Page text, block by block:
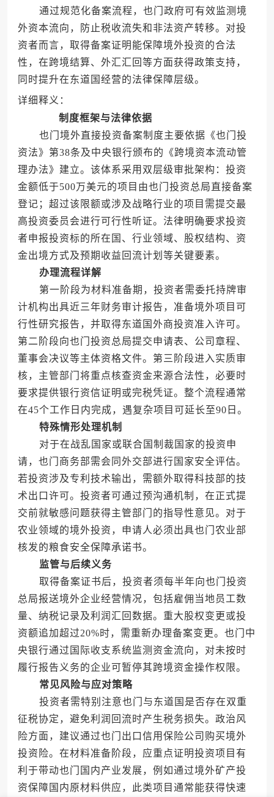
通过规范化备案流程，也门政府可有效监测境
外资本流向，防止税收流失和非法资产转移。对投
资者而言，取得备案证明能保障境外投资的合法
性，在跨境结算、外汇汇回等方面获得政策支持，
同时提升在东道国经营的法律保障层级。
详细释义：
制度框架与法律依据
也门境外直接投资备案制度主要依据《也门投
资法》第38条及中央银行颁布的《跨境资本流动管
理办法》建立。该体系采用双层级审批架构：投资
金额低于500万美元的项目由也门投资总局直接备案
登记；超过该限额或涉及战略行业的项目需提交最
高投资委员会进行可行性听证。法律明确要求投资
者申报投资标的所在国、行业领域、股权结构、资
金出境方式及预期收益回流计划等关键要素。
办理流程详解
第一阶段为材料准备期，投资者需委托持牌审
计机构出具近三年财务审计报告，准备境外项目可
行性研究报告，并取得东道国外商投资准入许可。
第二阶段向也门投资总局提交申请表、公司章程、
董事会决议等主体资格文件。第三阶段进入实质审
核，主管部门将重点核查资金来源合法性，必要时
要求提供银行资信证明或完税凭证。整个流程通常
在45个工作日内完成，遇复杂项目可延长至90日。
特殊情形处理机制
对于在战乱国家或联合国制裁国家的投资申
请，也门商务部需会同外交部进行国家安全评估。
若投资涉及专利技术输出，需额外取得科技部的技
术出口许可。投资者可通过预沟通机制，在正式提
交前就敏感问题获得主管部门的指导性意见。对于
农业领域的境外投资，申请人必须出具也门农业部
核发的粮食安全保障承诺书。
监管与后续义务
取得备案证书后，投资者须每半年向也门投资
总局报送境外企业经营情况，包括雇佣当地员工数
量、纳税记录及利润汇回数据。重大股权变更或投
资额追加超过20%时，需重新办理备案变更。也门中
央银行通过国际收支系统监测资金流向，对未按时
履行报告义务的企业可暂停其跨境资金操作权限。
常见风险与应对策略
投资者需特别注意也门与东道国是否存在双重
征税协定，避免利润回流时产生税务损失。政治风
险方面，建议通过也门出口信用保险公司购买境外
投资险。在材料准备阶段，应重点证明投资项目有
利于带动也门国内产业发展，例如通过境外矿产投
资保障国内原材料供应，此类项目通常能获得快速